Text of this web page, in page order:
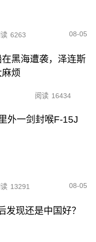
6263 08-05
黑海遭袭，泽连斯
烦
阅读 16434
外一剑封喉F-15J
13291 08-05
发现还是中国好？